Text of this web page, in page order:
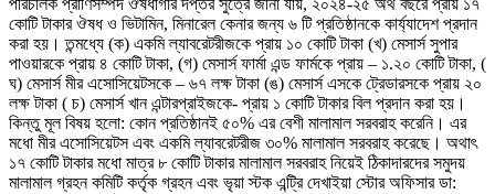
পরিচালক প্রাণিসম্পদ ঔষধাগার দপ্তর সুত্রে জানা যায়, ২০২৪-২৫ অর্থ বছরে প্রায় ১৭
কোটি টাকার ঔষধ ও ভিটামিন, মিনারেল কেনার জন্য ৬ টি প্রতিষ্ঠানকে কার্য্যাদেশ প্রদান
করা হয়। তন্মধ্যে (ক) একমি ল্যাবরেটরীজকে প্রায় ১০ কোটি টাকা (খ) মেসার্স সুপার
পাওয়ারকে প্রায় ৪ কোটি টাকা, (গ) মেসার্স ফার্মা এন্ড ফার্মকে প্রায় – ১.২০ কোটি টাকা, (
ঘ) মেসার্স মীর এসোসিয়েটসকে – ৬৭ লক্ষ টাকা (ঙ) মেসার্স এসকে ট্রেডারসকে প্রায় ২০
লক্ষ টাকা ( চ) মেসার্স খান এন্টারপ্রাইজকে- প্রায় ১ কোটি টাকার বিল প্রদান করা হয়।
কিন্তু মূল বিষয় হলো: কোন প্রতিষ্ঠানই ৫০% এর বেশী মালামাল সরবরাহ করেনি। এর
মধো মীর এসোসিয়েটস এবং একমি ল্যাবরেটরীজ ৩০% মালামাল সরবরাহ করেছে। অথাৎ
১৭ কোটি টাকার মধো মাত্র ৮ কোটি টাকার মালামাল সরবরাহ নিয়েই ঠিকাদারদের সমুদয়
মালামাল গ্রহন কমিটি কর্তৃক গ্রহন এবং ভৃয়া স্টক এন্ট্রি দেখাইয়া স্টোর অফিসার ডা: